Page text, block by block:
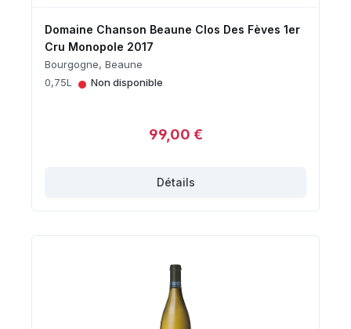
Domaine Chanson Beaune Clos Des Fèves 1er
Cru Monopole 2017
Bourgogne, Beaune
0,75L
• Non disponible
99,00 €
Détails